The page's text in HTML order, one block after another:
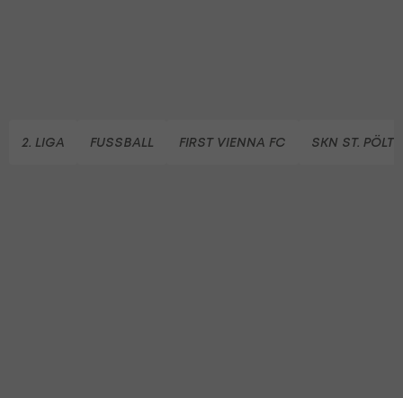
2. LIGA FUSSBALL FIRST VIENNA FC SKN ST.